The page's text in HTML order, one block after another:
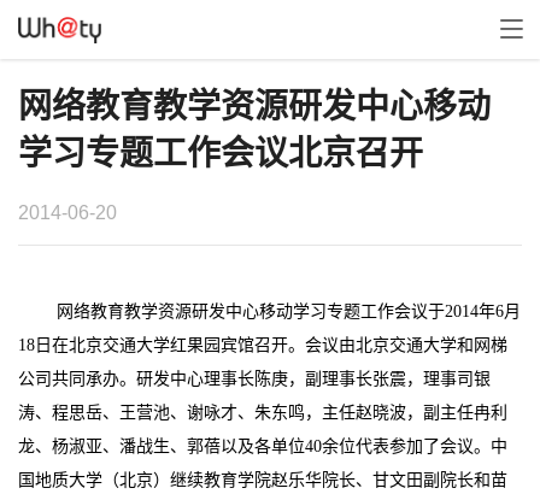
网络教育教学资源研发中心移动
学习专题工作会议北京召开
2014-06-20
网络教育教学资源研发中心移动学习专题工作会议于2014年6月
18日在北京交通大学红果园宾馆召开。会议由北京交通大学和网梯
公司共同承办。研发中心理事长陈庚，副理事长张震，理事司银
涛、程思岳、王营池、谢咏才、朱东鸣，主任赵晓波，副主任冉利
龙、杨淑亚、潘战生、郭蓓以及各单位40余位代表参加了会议。中
国地质大学（北京）继续教育学院赵乐华院长、甘文田副院长和苗